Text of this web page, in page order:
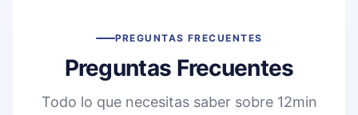
PREGUNTAS FRECUENTES
Preguntas Frecuentes
Todo lo que necesitas saber sobre 12min